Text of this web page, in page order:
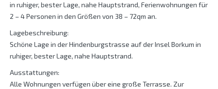
in ruhiger, bester Lage, nahe Hauptstrand, Ferienwohnungen für
2 – 4 Personen in den Größen von 38 – 72qm an.
Lagebeschreibung:
Schöne Lage in der Hindenburgstrasse auf der Insel Borkum in
ruhiger, bester Lage, nahe Hauptstrand.
Ausstattungen:
Alle Wohnungen verfügen über eine große Terrasse. Zur